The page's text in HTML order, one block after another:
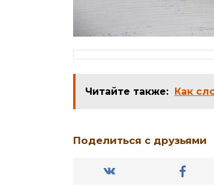
Читайте также: Как
Поделиться с друзьями